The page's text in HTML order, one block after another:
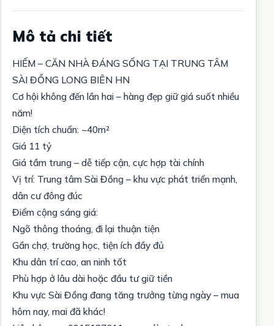
Mô tả chi tiết
HIẾM – CĂN NHÀ ĐÁNG SỐNG TẠI TRUNG TÂM
SÀI ĐỒNG LONG BIÊN HN
Cơ hội không đến lần hai – hàng đẹp giữ giá suốt nhiều
năm!
Diện tích chuẩn: ~40m²
Giá 11 tỷ
Giá tầm trung – dễ tiếp cận, cực hợp tài chính
Vị trí: Trung tâm Sài Đồng – khu vực phát triển mạnh,
dân cư đông đúc
Điểm cộng sáng giá:
Ngõ thông thoáng, đi lại thuận tiện
Gần chợ, trường học, tiện ích đầy đủ
Khu dân trí cao, an ninh tốt
Phù hợp ở lâu dài hoặc đầu tư giữ tiền
Khu vực Sài Đồng đang tăng trưởng từng ngày – mua
hôm nay, mai đã khác!